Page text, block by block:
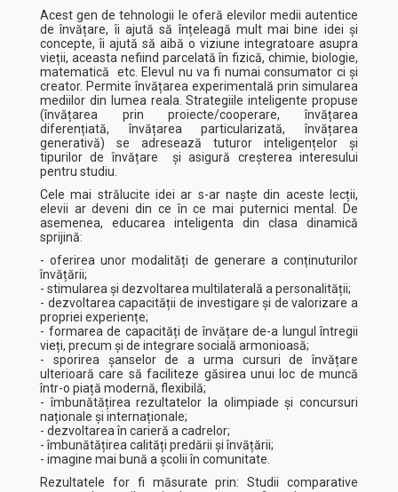
Acest gen de tehnologii le oferă elevilor medii autentice
de învățare, îi ajută să înțeleagă mult mai bine idei și
concepte, îi ajută să aibă o viziune integratoare asupra
vieții, aceasta nefiind parcelată în fizică, chimie, biologie,
matematică etc. Elevul nu va fi numai consumator ci și
creator. Permite învățarea experimentală prin simularea
mediilor din lumea reala. Strategiile inteligente propuse
(învățarea prin proiecte/cooperare, învățarea
diferențiată, învățarea particularizată, învățarea
generativă) se adresează tuturor inteligențelor și
tipurilor de învățare și asigură creșterea interesului
pentru studiu.
Cele mai strălucite idei ar s-ar naște din aceste lecții,
elevii ar deveni din ce în ce mai puternici mental. De
asemenea, educarea inteligenta din clasa dinamică
sprijină:
- oferirea unor modalități de generare a conținuturilor
învățării;
- stimularea și dezvoltarea multilaterală a personalității;
- dezvoltarea capacității de investigare și de valorizare a
propriei experiențe;
- formarea de capacități de învățare de-a lungul întregii
vieți, precum și de integrare socială armonioasă;
- sporirea șanselor de a urma cursuri de învățare
ulterioară care să faciliteze găsirea unui loc de muncă
într-o piață modernă, flexibilă;
- îmbunătățirea rezultatelor la olimpiade și concursuri
naționale și internaționale;
- dezvoltarea în carieră a cadrelor;
- îmbunătățirea calități predării și învățării;
- imagine mai bună a școlii în comunitate.
Rezultatele for fi măsurate prin: Studii comparative